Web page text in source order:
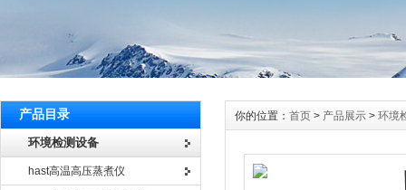
产品目录
环境检测设备
hast高温高压蒸煮仪
你的位置： 首页 > 产品展示 > 环境